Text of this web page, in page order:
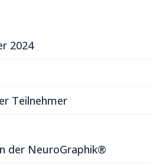
2024
Teilnehmer
der NeuroGraphik®